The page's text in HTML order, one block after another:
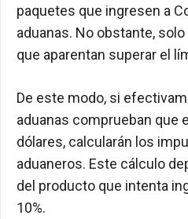
paquetes que ingresen a
aduanas. No obstante,
que aparentan superar el
De este modo, si
aduanas comprueban que
dólares, calcularán los
aduaneros. Este cálculo
del producto que intenta
10%.